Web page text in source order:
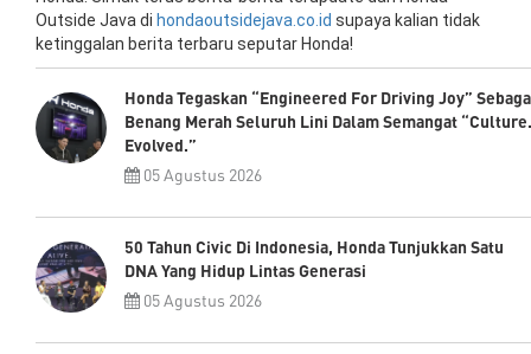
Outside Java di hondaoutsidejava.co.id supaya kalian tidak
ketinggalan berita terbaru seputar Honda!
Honda Tegaskan “Engineered For Driving Joy”
Benang Merah Seluruh Lini Dalam Semangat “Culture.
Evolved.”
05 Agustus 2026
50 Tahun Civic Di Indonesia, Honda Tunjukkan Satu
DNA Yang Hidup Lintas Generasi
05 Agustus 2026